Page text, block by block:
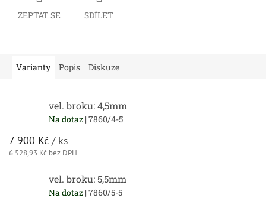
ZEPTAT SE SDÍLET
Varianty Popis Diskuze
vel. broku: 4,5mm
Na dotaz | 7860/4-5
7 900 Kč / ks
6 528,93 Kč bez DPH
vel. broku: 5,5mm
Na dotaz | 7860/5-5